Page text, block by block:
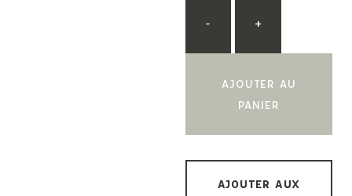
- +
AJOUTER AU
PANIER
AJOUTER AUX